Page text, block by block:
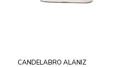
CANDELABRO ALANIZ